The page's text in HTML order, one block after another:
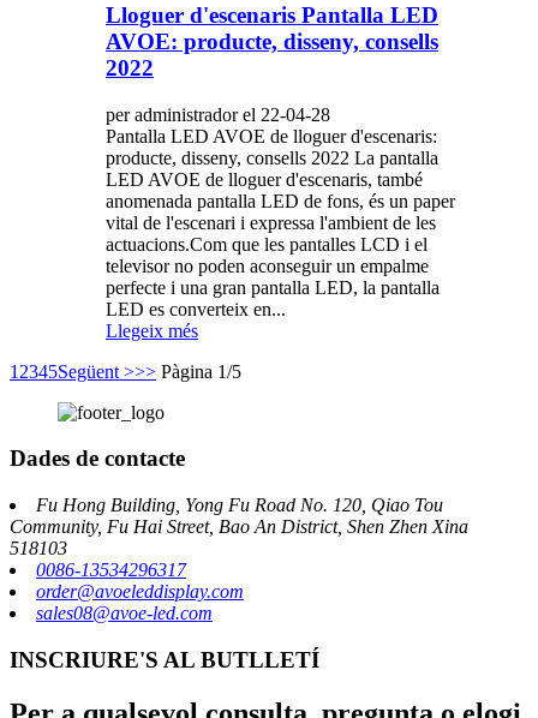
Lloguer d'escenaris Pantalla LED
AVOE: producte, disseny, consells
2022
per administrador el 22-04-28
Pantalla LED AVOE de lloguer d'escenaris:
producte, disseny, consells 2022 La pantalla
LED AVOE de lloguer d'escenaris, també
anomenada pantalla LED de fons, és un paper
vital de l'escenari i expressa l'ambient de les
actuacions.Com que les pantalles LCD i el
televisor no poden aconseguir un empalme
perfecte i una gran pantalla LED, la pantalla
LED es converteix en...
Llegeix més
1 2345Següent >>> Pàgina 1/5
Dades de contacte
Fu Hong Building, Yong Fu Road No. 120, Qiao Tou
Community, Fu Hai Street, Bao An District, Shen Zhen Xina
518103
0086-13534296317
order@avoeleddisplay.com
sales08@avoe-led.com
INSCRIURE'S AL BUTLLETÍ